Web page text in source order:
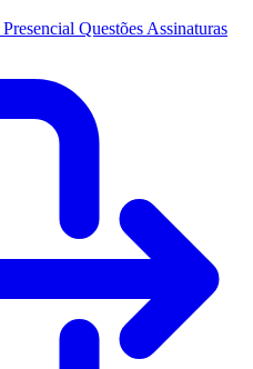
Presencial Questões Assinaturas